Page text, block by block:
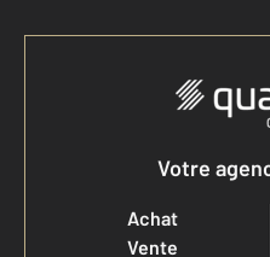
Votre
Achat
Vente